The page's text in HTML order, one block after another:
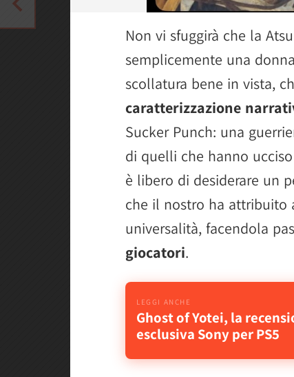
Non vi sfuggirà che la
semplicemente una
scollatura bene in vista,
caratterizzazione
Sucker Punch: una
di quelli che hanno
è libero di desiderare un
che il nostro ha attribuito
universalità, facendola
giocatori.
Ghost of Yotei, la
esclusiva Sony per PS5